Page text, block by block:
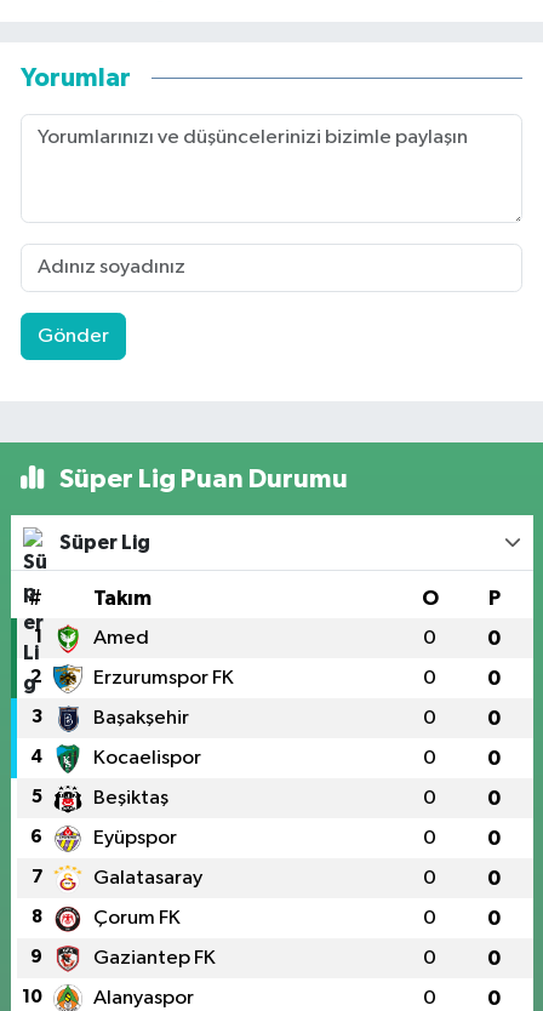
Yorumlar
Gönder
Süper Lig Puan Durumu
Süper Lig
# Takım O P
1 Amed 0 0
2 Erzurumspor FK 0 0
3 Başakşehir 0 0
4 Kocaelispor 0 0
5 Beşiktaş 0 0
6 Eyüpspor 0 0
7 Galatasaray 0 0
8 Çorum FK 0 0
9 Gaziantep FK 0 0
10 Alanyaspor 0 0